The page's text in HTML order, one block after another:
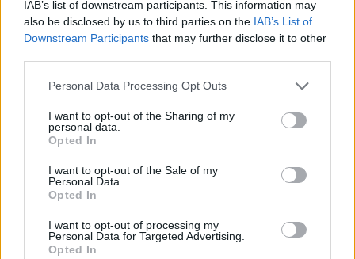
IAB’s list of downstream participants. This information may
also be disclosed by us to third parties on the IAB’s List of
Downstream Participants that may further disclose it to other
Personal Data Processing Opt Outs
I want to opt-out of the Sharing of my
personal data.
Opted In
I want to opt-out of the Sale of my
Personal Data.
Opted In
I want to opt-out of processing my
Personal Data for Targeted Advertising.
Opted In
Lediplomázott az ország legidősebb nappali
tagozatos egyetemistája
államvizsgát.
Felsőoktatás
Gál Luca
Ennyien tanulhattok állami ösztöndíjasként ingyen
a Miskolci Egyetemen
A Miskolci Egyetemen mintegy 1000 férőhellyel növekedett az